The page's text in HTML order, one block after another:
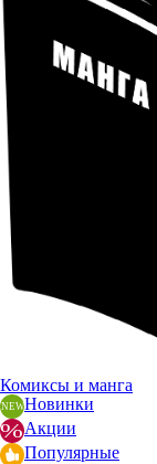
Комиксы и манга
Новинки
Акции
Популярные